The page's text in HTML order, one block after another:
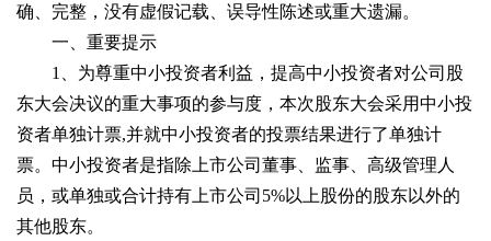
确、完整，没有虚假记载、误导性陈述或重大遗漏。
一、重要提示
1、为尊重中小投资者利益，提高中小投资者对公司股
东大会决议的重大事项的参与度，本次股东大会采用中小投
资者单独计票,并就中小投资者的投票结果进行了单独计
票。中小投资者是指除上市公司董事、监事、高级管理人
员，或单独或合计持有上市公司5%以上股份的股东以外的
其他股东。